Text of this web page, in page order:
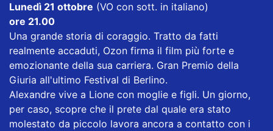
Lunedì 21 ottobre (VO con sott. in italiano)
ore 21.00
Una grande storia di coraggio. Tratto da fatti
realmente accaduti, Ozon firma il film più forte e
emozionante della sua carriera. Gran Premio della
Giuria all'ultimo Festival di Berlino.
Alexandre vive a Lione con moglie e figli. Un giorno,
per caso, scopre che il prete dal quale era stato
molestato da piccolo lavora ancora a contatto con i